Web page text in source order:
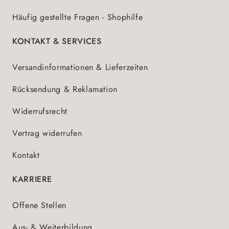
Häufig gestellte Fragen - Shophilfe
KONTAKT & SERVICES
Versandinformationen & Lieferzeiten
Rücksendung & Reklamation
Widerrufsrecht
Vertrag widerrufen
Kontakt
KARRIERE
Offene Stellen